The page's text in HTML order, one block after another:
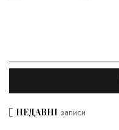
НЕДАВНІ записи